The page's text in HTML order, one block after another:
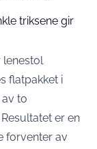
triksene gir
lenestol
flatpakket i
to
er en
forventer av